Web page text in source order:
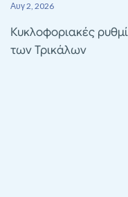
Αυγ 2, 2026
Κυκλοφοριακές
των Τρικάλων